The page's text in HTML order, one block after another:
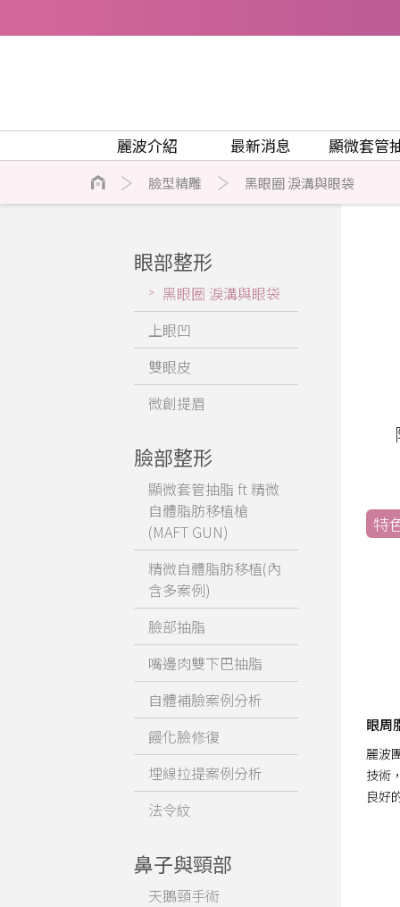
麗波介紹 最新消息 顯微套管
臉型精雕 黑眼圈 淚溝與眼袋
眼部整形
黑眼圈 淚溝與眼袋
上眼凹
雙眼皮
微創提眉
臉部整形
顯微套管抽脂 ft 精微
自體脂肪移植槍
(MAFT GUN)
精微自體脂肪移植(內
含多案例)
臉部抽脂
嘴邊肉雙下巴抽脂
自體補臉案例分析
饅化臉修復
埋線拉提案例分析
法令紋
鼻子與頸部
天鵝頸手術
特
眼周
麗波
技術
良好